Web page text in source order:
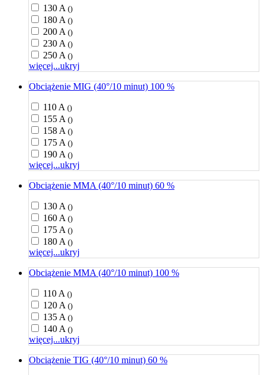
130 A ()
180 A ()
200 A ()
230 A ()
250 A ()
więcej...ukryj
Obciążenie MIG (40°/10 minut) 100 %
110 A ()
155 A ()
158 A ()
175 A ()
190 A ()
więcej...ukryj
Obciążenie MMA (40°/10 minut) 60 %
130 A ()
160 A ()
175 A ()
180 A ()
więcej...ukryj
Obciążenie MMA (40°/10 minut) 100 %
110 A ()
120 A ()
135 A ()
140 A ()
więcej...ukryj
Obciążenie TIG (40°/10 minut) 60 %